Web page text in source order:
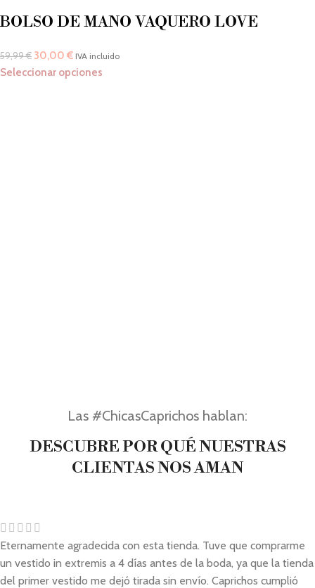
BOLSO DE MANO VAQUERO LOVE
59,99€ 30,00 € IVA incluido
Seleccionar opciones
Las #ChicasCaprichos hablan:
DESCUBRE POR QUÉ NUESTRAS
CLIENTAS NOS AMAN
Eternamente agradecida con esta tienda. Tuve que comprarme
un vestido in extremis a 4 días antes de la boda, ya que la tienda
del primer vestido me dejó tirada sin envío. Caprichos cumplió